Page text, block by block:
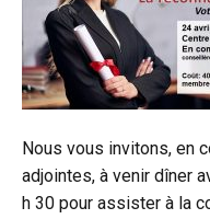
Nous vous invitons, en
adjointes, à venir dîner
h 30 pour assister à la